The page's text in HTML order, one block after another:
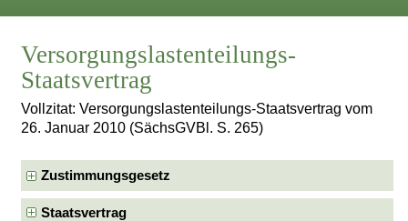
Versorgungslastenteilungs-
Staatsvertrag
Vollzitat: Versorgungslastenteilungs-Staatsvertrag vom
26. Januar 2010 (SächsGVBl. S. 265)
Zustimmungsgesetz
Staatsvertrag